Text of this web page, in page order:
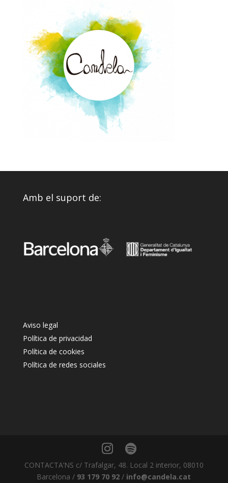
Amb el suport de:
Aviso legal
Política de privacidad
Política de cookies
Política de redes sociales
CONTACTA’NS c/ Trafalgar, 48. Local 2 interior, 08010
Barcelona / 93 179 70 92 / info@candela.cat